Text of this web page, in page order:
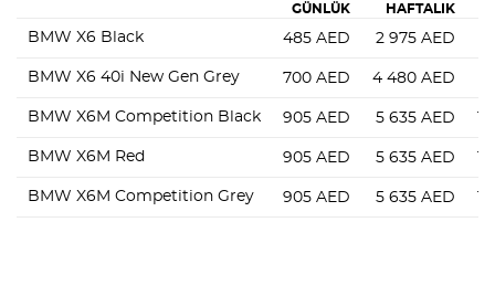
GÜNLÜK HAFTALIK
BMW X6 Black 485 AED 2 975 AED
BMW X6 40i New Gen Grey 700 AED 4 480 AED
BMW X6M Competition Black 905 AED 5 635 AED
BMW X6M Red 905 AED 5 635 AED
BMW X6M Competition Grey 905 AED 5 635 AED